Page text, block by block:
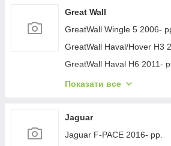
Geely Emgrand EC7 2009-
Geely Emgrand X7 2011-
Geely LC Cross 2008-2016
Geely MK 2006-2014 рр.
Geely MK Cross 2010-2016
Great Wall
GreatWall Wingle 5 2006-
GreatWall Haval/Hover H3
GreatWall Haval H6 2011-
GreatWall Haval F7 2018-
Показати все
Jaguar
Jaguar F-PACE 2016- рр.